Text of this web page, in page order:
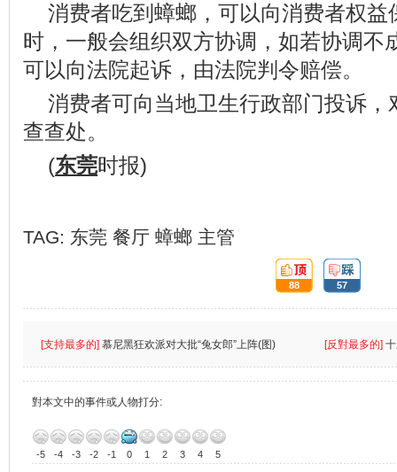
消费者吃到蟑螂，可以向消费者权益
时，一般会组织双方协调，如若协调不
可以向法院起诉，由法院判令赔偿。
消费者可向当地卫生行政部门投诉
查查处。
(东莞时报)
TAG: 东莞 餐厅 蟑螂 主管
頂:
88
踩:
57
[支持最多的] 慕尼黑狂欢派对大批“兔女郎”上阵(图) [反對最多的]
對本文中的事件或人物打分:
-5 -4 -3 -2 -1 0 1 2 3 4 5